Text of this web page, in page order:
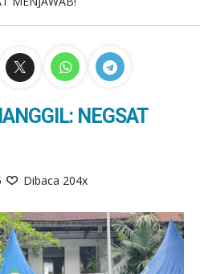
NEGSAT
Dibaca 204x